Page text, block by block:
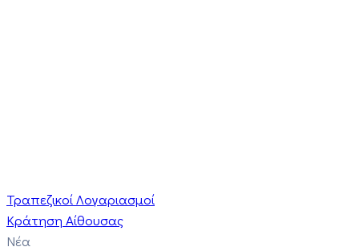
Τραπεζικοί Λογαριασμοί
Κράτηση Αίθουσας
Νέα